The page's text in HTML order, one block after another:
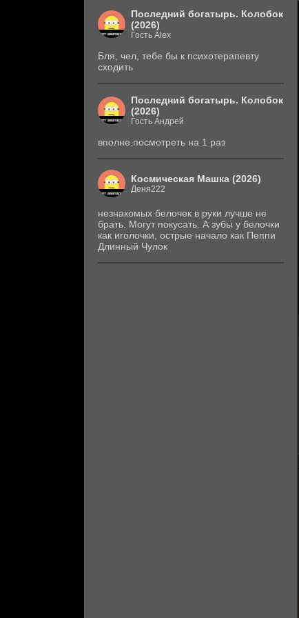
Последний богатырь. Колобок
(2026)
Гость Alex
Бля, чел, тебе бы к психотерапевту
сходить
Последний богатырь. Колобок
(2026)
Гость Андрей
вполне.посмотреть на 1 раз
Космическая Машка (2026)
Деня222
незнакомых белочек в руки лучше не
брать. Могут покусать. А зубы у белочки
как иголочки, острые начало как Пеппи
Длинный Чулок